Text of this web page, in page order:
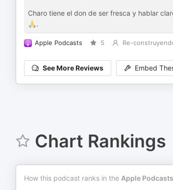
Charo tiene el don de ser fresca y hablar
🙏.
Apple Podcasts 5 Re-
See More Reviews Embed
Chart Rankings
How this podcast ranks in the Apple Podcasts